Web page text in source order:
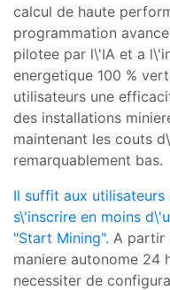
calcul de haute
programmation
pilotee par l\'IA et a
energetique 100 %
utilisateurs une
des installations
maintenant les couts
remarquablement bas.
Il suffit aux
s\'inscrire en moins
"Start Mining". A partir
maniere autonome 24
necessiter de